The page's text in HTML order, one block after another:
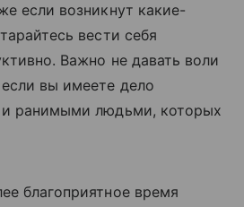
если возникнут какие-
вести себя
Важно не давать воли
вы имеете дело
и ранимыми людьми, которых
благоприятное время